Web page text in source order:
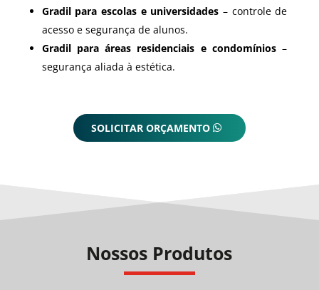
Gradil para escolas e universidades – controle de
acesso e segurança de alunos.
Gradil para áreas residenciais e condomínios–
segurança aliada à estética.
SOLICITAR ORÇAMENTO
Nossos Produtos